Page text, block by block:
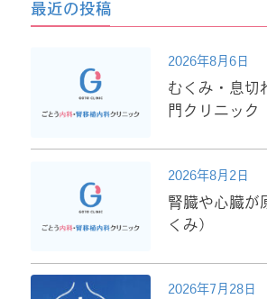
最近の投稿
むくみ・息切
門クリニック
2026年8月6日
腎臓や心臓が
くみ）
2026年8月2日
2026年7月28日